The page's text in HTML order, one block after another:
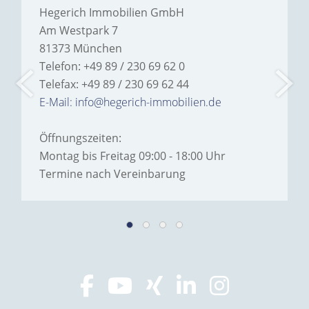
Hegerich Immobilien GmbH
Am Westpark 7
81373 München
Telefon: +49 89 / 230 69 62 0
Telefax: +49 89 / 230 69 62 44
E-Mail: info@hegerich-immobilien.de
Öffnungszeiten:
Montag bis Freitag 09:00 - 18:00 Uhr
Termine nach Vereinbarung